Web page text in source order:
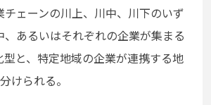
チェーンの川上、川中、川下のいず
、あるいはそれぞれの企業が集まる
と、特定地域の企業が連携する地
けられる。